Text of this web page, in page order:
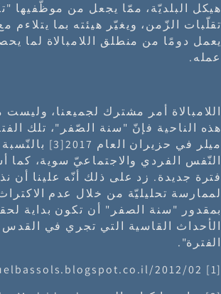
هيكل البلديّة، ممّا يجعل من موظّفيها
تقلّبات الزّمن، ويغيّر هيئته بما
يعمل دومًا من منطلق اللامبالاة
عمله.
اللامبالاة أمر مشترك لجميعنا،
هذه الناحية فإنّ "سنة الصّفر"، تلك
ميلر في حزيران العام 2017
[3]
النّفس الفردي والاجتماعيّ سوية، كما
فترة جديدة. زد على ذلك أنّه علينا أن
لممارسة تحليليّة من خلال عدم
بمقدور "سنة الصفر" أن تكون بداية
الأحداث القاسية التي تجري في
الفترة".
[1]